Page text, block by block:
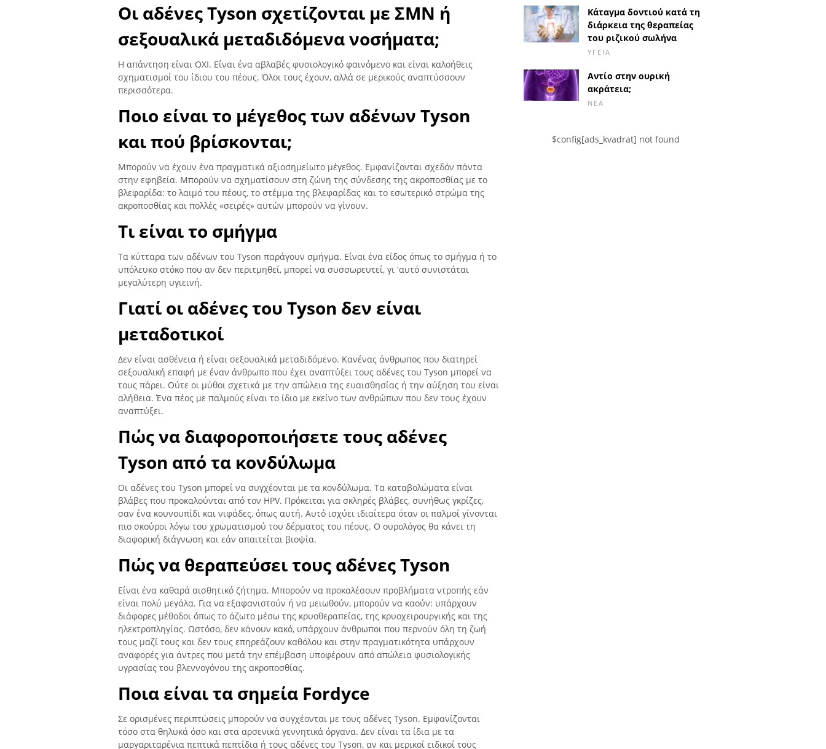
Οι αδένες Tyson σχετίζονται με ΣΜΝ ή
σεξουαλικά μεταδιδόμενα νοσήματα;
Η απάντηση είναι ΟΧΙ. Είναι ένα αβλαβές φυσιολογικό φαινόμενο και είναι καλοήθεις
σχηματισμοί του ίδιου του πέους. Όλοι τους έχουν, αλλά σε μερικούς αναπτύσσουν
περισσότερα.
Ποιο είναι το μέγεθος των αδένων Tyson
και πού βρίσκονται;
Μπορούν να έχουν ένα πραγματικά αξιοσημείωτο μέγεθος. Εμφανίζονται σχεδόν πάντα
στην εφηβεία. Μπορούν να σχηματίσουν στη ζώνη της σύνδεσης της ακροποσθίας με το
βλεφαρίδα: το λαιμό του πέους, το στέμμα της βλεφαρίδας και το εσωτερικό στρώμα της
ακροποσθίας και πολλές «σειρές» αυτών μπορούν να γίνουν.
Τι είναι το σμήγμα
Τα κύτταρα των αδένων του Tyson παράγουν σμήγμα. Είναι ένα είδος όπως το σμήγμα ή το
υπόλευκο στόκο που αν δεν περιτμηθεί, μπορεί να συσσωρευτεί, γι 'αυτό συνιστάται
μεγαλύτερη υγιεινή.
Γιατί οι αδένες του Tyson δεν είναι
μεταδοτικοί
Δεν είναι ασθένεια ή είναι σεξουαλικά μεταδιδόμενο. Κανένας άνθρωπος που διατηρεί
σεξουαλική επαφή με έναν άνθρωπο που έχει αναπτύξει τους αδένες του Tyson μπορεί να
τους πάρει. Ούτε οι μύθοι σχετικά με την απώλεια της ευαισθησίας ή την αύξηση του είναι
αλήθεια. Ένα πέος με παλμούς είναι το ίδιο με εκείνο των ανθρώπων που δεν τους έχουν
αναπτύξει.
Πώς να διαφοροποιήσετε τους αδένες
Tyson από τα κονδύλωμα
Οι αδένες του Tyson μπορεί να συγχέονται με τα κονδύλωμα. Τα καταβολώματα είναι
βλάβες που προκαλούνται από τον HPV. Πρόκειται για σκληρές βλάβες, συνήθως γκρίζες,
σαν ένα κουνουπίδι και νιφάδες, όπως αυτή. Αυτό ισχύει ιδιαίτερα όταν οι παλμοί γίνονται
πιο σκούροι λόγω του χρωματισμού του δέρματος του πέους. Ο ουρολόγος θα κάνει τη
διαφορική διάγνωση και εάν απαιτείται βιοψία.
Πώς να θεραπεύσει τους αδένες Tyson
Είναι ένα καθαρά αισθητικό ζήτημα. Μπορούν να προκαλέσουν προβλήματα ντροπής εάν
είναι πολύ μεγάλα. Για να εξαφανιστούν ή να μειωθούν, μπορούν να καούν: υπάρχουν
διάφορες μέθοδοι όπως το άζωτο μέσω της κρυοθεραπείας, της κρυοχειρουργικής και της
ηλεκτροπληγίας. Ωστόσο, δεν κάνουν κακό, υπάρχουν άνθρωποι που περνούν όλη τη ζωή
τους μαζί τους και δεν τους επηρεάζουν καθόλου και στην πραγματικότητα υπάρχουν
αναφορές για άντρες που μετά την επέμβαση υποφέρουν από απώλεια φυσιολογικής
υγρασίας του βλεννογόνου της ακροποσθίας.
Ποια είναι τα σημεία Fordyce
Σε ορισμένες περιπτώσεις μπορούν να συγχέονται με τους αδένες Tyson. Εμφανίζονται
τόσο στα θηλυκά όσο και στα αρσενικά γεννητικά όργανα. Δεν είναι τα ίδια με τα
μαργαριταρένια πεπτικά πεπτίδια ή τους αδένες του Tyson, αν και μερικοί ειδικοί τους
Κάταγμα δοντιού κατά τη
διάρκεια της θεραπείας
του ριζικού σωλήνα
ΥΓΕΊΑ
Αντίο στην ουρική
ακράτεια;
ΝΈΑ
$config[ads_kvadrat] not found